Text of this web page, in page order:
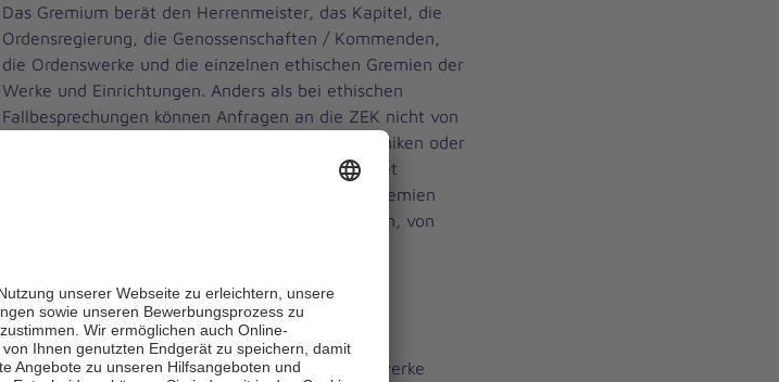
Das Gremium berät den Herrenmeister, das Kapitel, die
Ordensregierung, die Genossenschaften / Kommenden,
die Ordenswerke und die einzelnen ethischen Gremien der
Werke und Einrichtungen. Anders als bei ethischen
Fallbesprechungen können Anfragen an die ZEK nicht von
Einzelpersonen, z. B. Mitarbeitenden aus den Kliniken oder
Pflegeeinrichtungen, an die Kommission gerichtet
werden, sondern nur von Vertretern der Ethik-Gremien
der Einrichtung oder, wenn solche nicht bestehen, von
Mitglieder
Der Kommission gehören Vertreter aller Ordenswerke